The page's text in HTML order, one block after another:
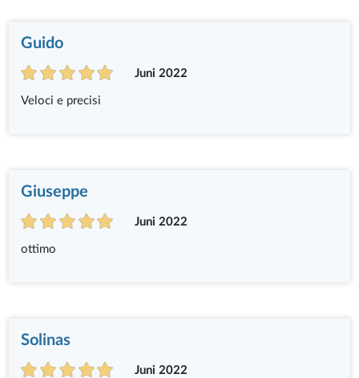
Guido
Juni 2022
Veloci e precisi
Giuseppe
Juni 2022
ottimo
Solinas
Juni 2022